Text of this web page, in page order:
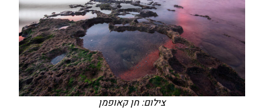
צילום: חן קאופמן